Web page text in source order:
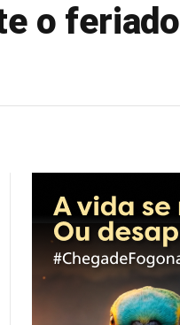
o feriado